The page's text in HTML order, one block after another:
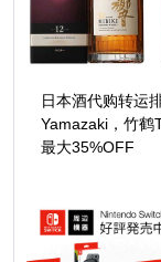
日本酒代购转运
Yamazaki，竹鹤
最大35%OFF